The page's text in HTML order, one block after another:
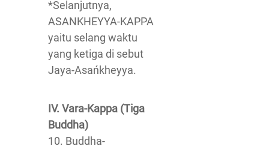
*Selanjutnya,
ASANKHEYYA-KAPPA
yaitu selang waktu
yang ketiga di sebut
Jaya-Asańkheyya.
IV. Vara-Kappa (Tiga
Buddha)
10. Buddha-